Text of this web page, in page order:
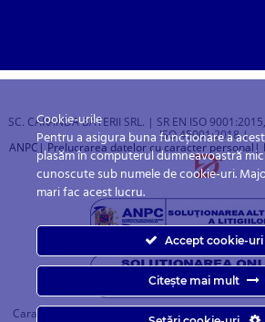
SC. CARANDA BATERII SRL. | SR EN ISO
ISO 45001:2018 |
ANPC | Prelucrarea datelor cu caracter personal|
Caranda.ro este un magazin online cu baterii
Cookie-urile
Pentru a asigura buna funcționare a
plasăm în computerul dumneavoastră
cunoscute sub numele de cookie-uri.
mari fac acest lucru.
Accept cookie-uri
Citește mai mult